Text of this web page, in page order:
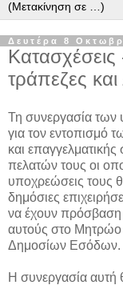
Δευτέρα 8
τράπεζες
Τη συνεργασία των
για τον εντοπισμό
και
πελατών τους οι
υποχρεώσεις τους
δημόσιες
να έχουν πρόσβαση
αυτούς στο
Δημοσίων Εσόδων.
Η συνεργασία αυτή